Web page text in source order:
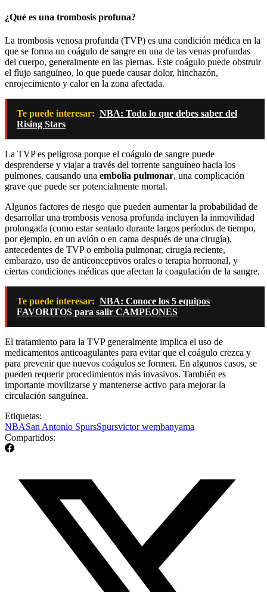
¿Qué es una trombosis profuna?
La trombosis venosa profunda (TVP) es una condición médica en la
que se forma un coágulo de sangre en una de las venas profundas
del cuerpo, generalmente en las piernas. Este coágulo puede obstruir
el flujo sanguíneo, lo que puede causar dolor, hinchazón,
enrojecimiento y calor en la zona afectada.
Te puede interesar: NBA: Todo lo que debes saber del
Rising Stars
La TVP es peligrosa porque el coágulo de sangre puede
desprenderse y viajar a través del torrente sanguíneo hacia los
pulmones, causando una embolia pulmonar, una complicación
grave que puede ser potencialmente mortal.
Algunos factores de riesgo que pueden aumentar la probabilidad de
desarrollar una trombosis venosa profunda incluyen la inmovilidad
prolongada (como estar sentado durante largos períodos de tiempo,
por ejemplo, en un avión o en cama después de una cirugía),
antecedentes de TVP o embolia pulmonar, cirugía reciente,
embarazo, uso de anticonceptivos orales o terapia hormonal, y
ciertas condiciones médicas que afectan la coagulación de la sangre.
Te puede interesar: NBA: Conoce los 5 equipos
FAVORITOS para salir CAMPEONES
El tratamiento para la TVP generalmente implica el uso de
medicamentos anticoagulantes para evitar que el coágulo crezca y
para prevenir que nuevos coágulos se formen. En algunos casos, se
pueden requerir procedimientos más invasivos. También es
importante movilizarse y mantenerse activo para mejorar la
circulación sanguínea.
Etiquetas:
NBASan Antonio SpursSpursvictor wembanyama
Compartidos: